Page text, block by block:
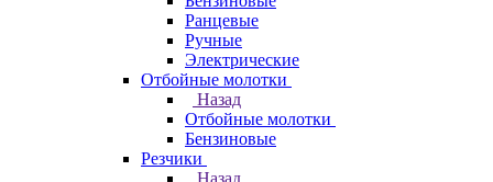
Ранцевые
Ручные
Электрические
Отбойные молотки
Назад
Отбойные молотки
Бензиновые
Резчики
Назад